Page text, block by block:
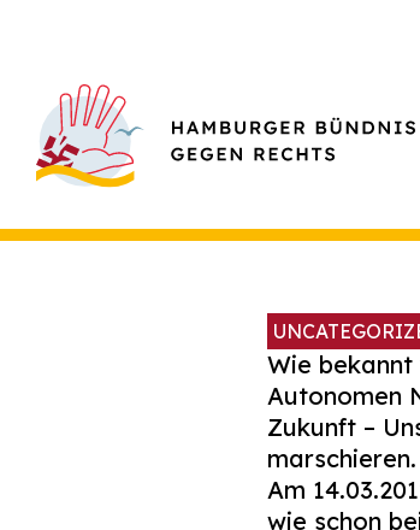
Wie bekannt
Autonomen
Zukunft –
marschieren.
Am
wie schon